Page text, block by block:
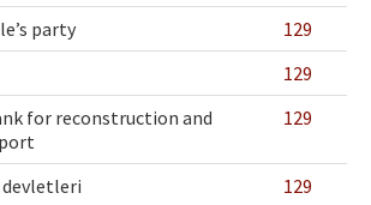
party
129
129
for reconstruction and
129
129